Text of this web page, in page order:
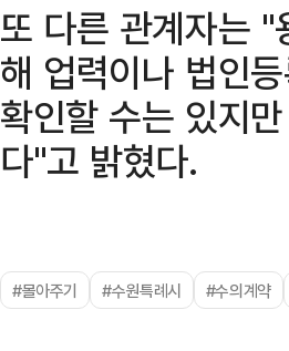
또 다른 관계자는
해 업력이나 법인
확인할 수는 있지
다"고 밝혔다.
#몰아주기 #수원특례시 #수의계약